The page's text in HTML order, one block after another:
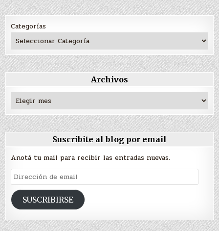
Categorías
Archivos
Archivos
Suscribite al blog por email
Anotá tu mail para recibir las entradas nuevas.
Dirección
de
emailSUSCRIBIRSE